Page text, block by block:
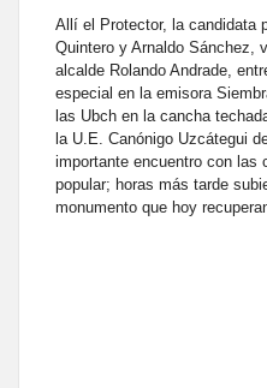
Allí el Protector, la candidata
Quintero y Arnaldo Sánchez,
alcalde Rolando Andrade,
especial en la emisora
las Ubch en la cancha
la U.E. Canónigo Uzcátegui
importante encuentro con las
popular; horas más tarde
monumento que hoy